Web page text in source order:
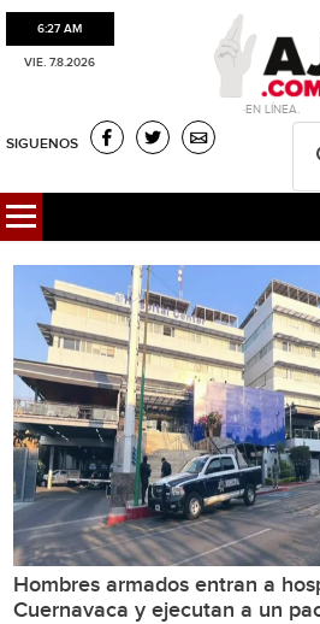
6:27 AM
VIE. 7.8.2026
·EN
SIGUENOS
Hombres armados entran a
Cuernavaca y ejecutan a un